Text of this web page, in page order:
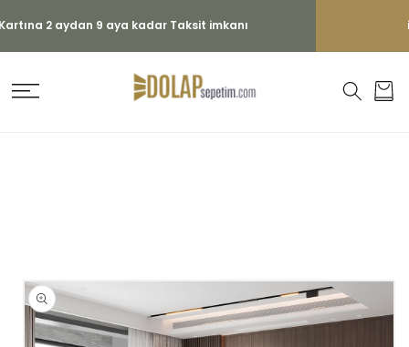
ATLA ihtiyaç duyduğunuz dolapları üretiyoruz
Sepet